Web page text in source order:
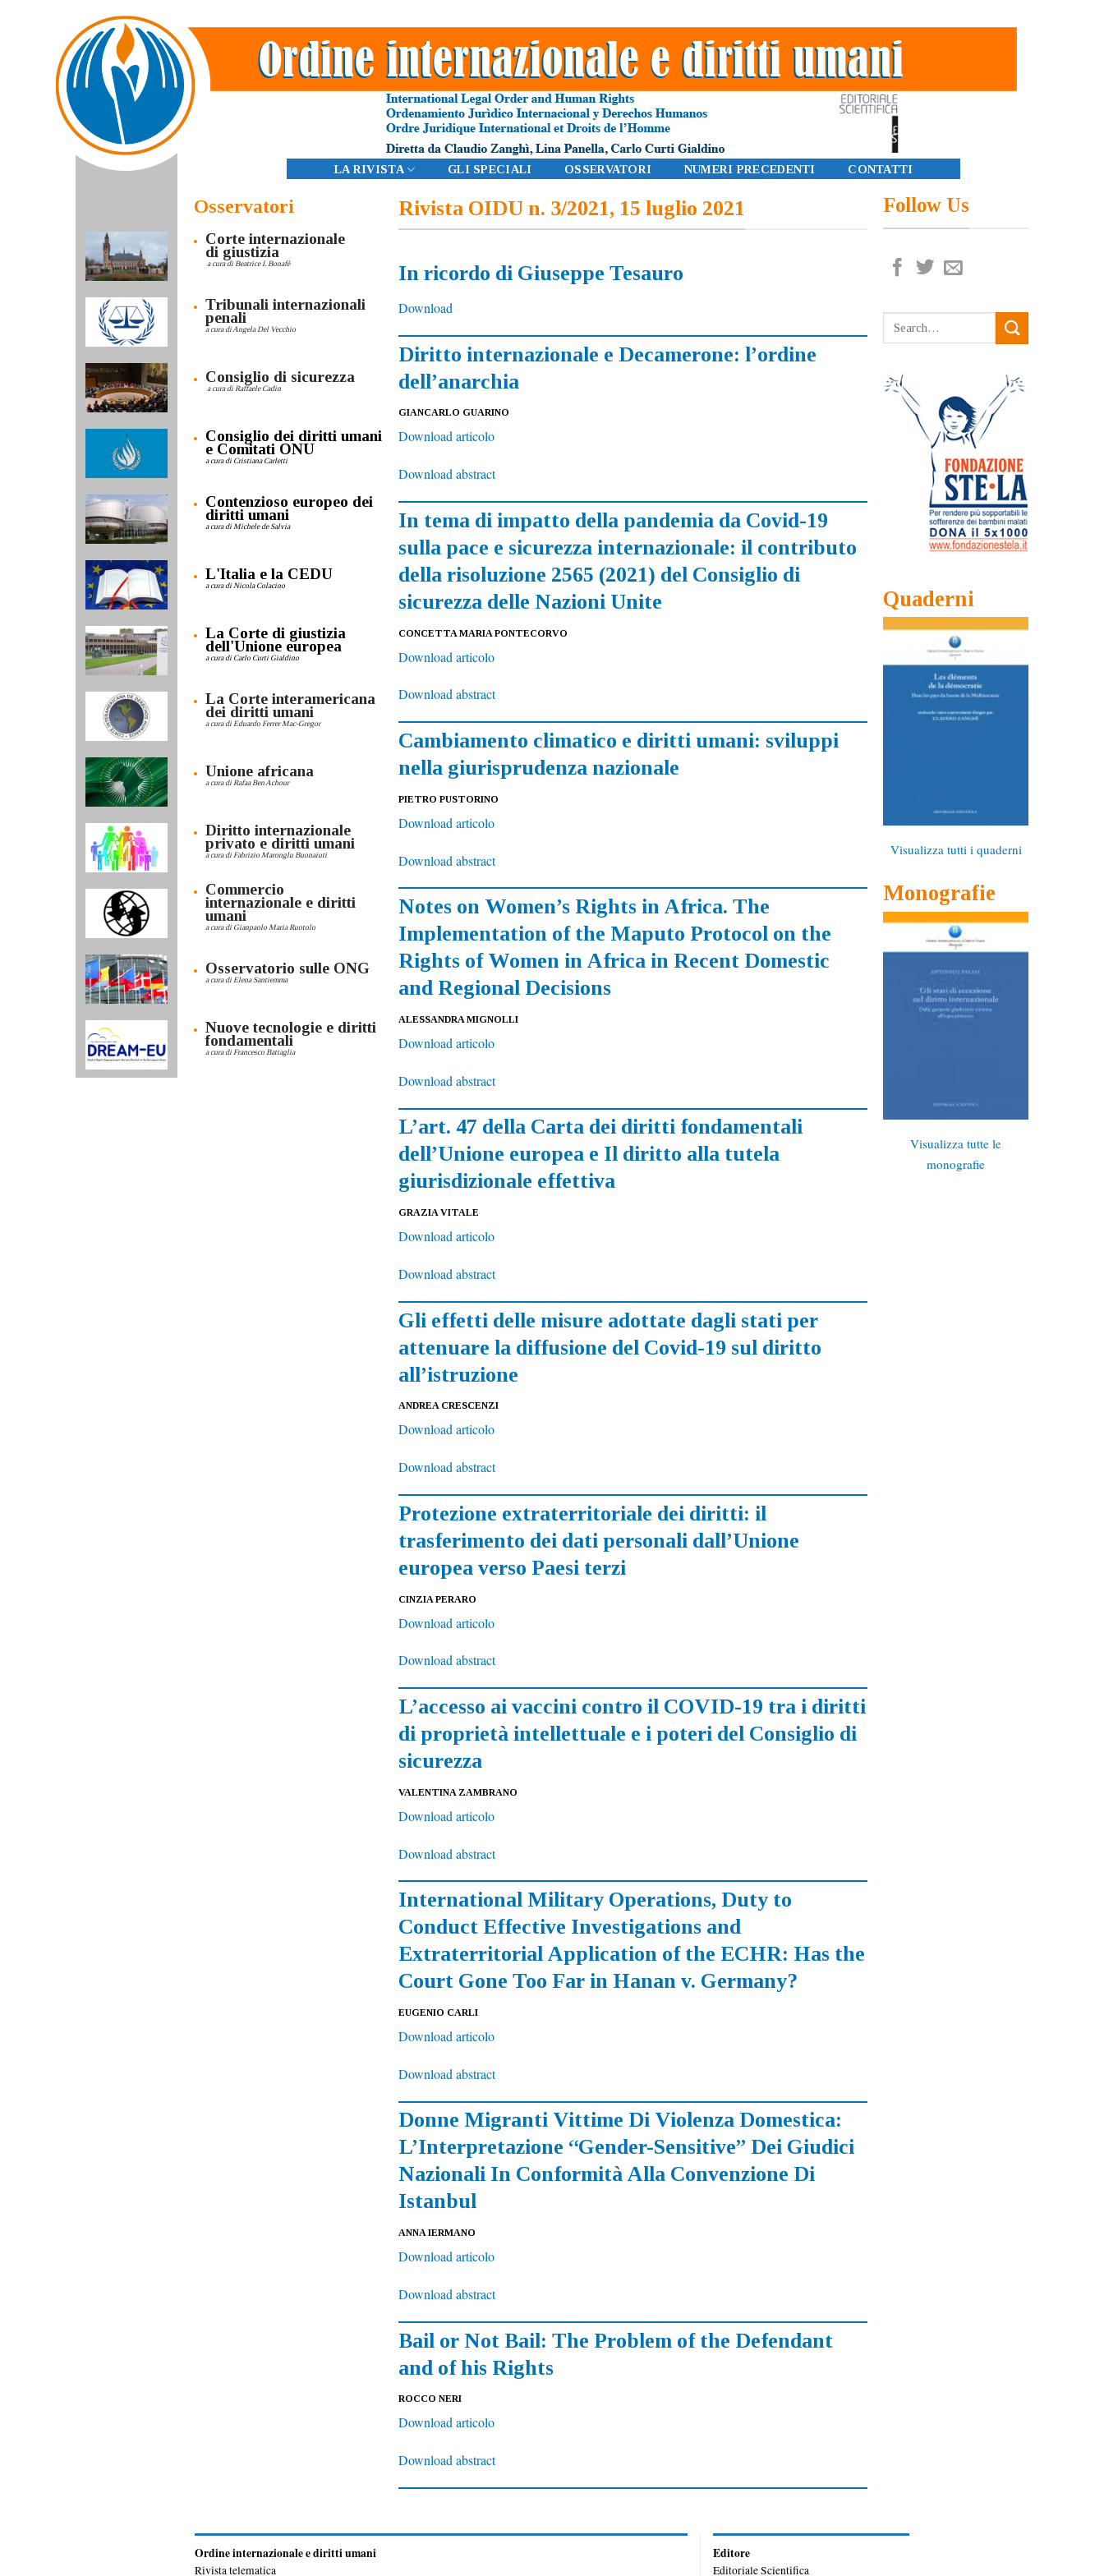
LA RIVISTA GLI SPECIALI OSSERVATORI NUMERI PRECEDENTI CONTATTI
Osservatori
Corte internazionale
di giustizia
a cura di Beatrice I. Bonafè
Tribunali internazionali
penali
a cura di Angela Del Vecchio
Consiglio di sicurezza
a cura di Raffaele Cadin
Consiglio dei diritti umani
e Comitati ONU
a cura di Cristiana Carletti
Contenzioso europeo dei
diritti umani
a cura di Michele de Salvia
L'Italia e la CEDU
a cura di Nicola Colacino
La Corte di giustizia
dell'Unione europea
a cura di Carlo Curti Gialdino
La Corte interamericana
dei diritti umani
a cura di Eduardo Ferrer Mac-Gregor
Unione africana
a cura di Rafaa Ben Achour
Diritto internazionale
privato e diritti umani
a cura di Fabrizio Maronglu Buonaiuti
Commercio
internazionale e diritti
umani
a cura di Gianpaolo Maria Ruotolo
Osservatorio sulle ONG
a cura di Elena Santiemma
Nuove tecnologie e diritti
fondamentali
a cura di Francesco Battaglia
Rivista OIDU n. 3/2021, 15 luglio 2021
In ricordo di Giuseppe Tesauro
Download
Diritto internazionale e Decamerone: l’ordine
dell’anarchia
GIANCARLO GUARINO
Download articolo
Download abstract
In tema di impatto della pandemia da Covid-19
sulla pace e sicurezza internazionale: il contributo
della risoluzione 2565 (2021) del Consiglio di
sicurezza delle Nazioni Unite
CONCETTA MARIA PONTECORVO
Download articolo
Download abstract
Cambiamento climatico e diritti umani: sviluppi
nella giurisprudenza nazionale
PIETRO PUSTORINO
Download articolo
Download abstract
Notes on Women’s Rights in Africa. The
Implementation of the Maputo Protocol on the
Rights of Women in Africa in Recent Domestic
and Regional Decisions
ALESSANDRA MIGNOLLI
Download articolo
Download abstract
L’art. 47 della Carta dei diritti fondamentali
dell’Unione europea e Il diritto alla tutela
giurisdizionale effettiva
GRAZIA VITALE
Download articolo
Download abstract
Gli effetti delle misure adottate dagli stati per
attenuare la diffusione del Covid-19 sul diritto
all’istruzione
ANDREA CRESCENZI
Download articolo
Download abstract
Protezione extraterritoriale dei diritti: il
trasferimento dei dati personali dall’Unione
europea verso Paesi terzi
CINZIA PERARO
Download articolo
Download abstract
L’accesso ai vaccini contro il COVID-19 tra i diritti
di proprietà intellettuale e i poteri del Consiglio di
sicurezza
VALENTINA ZAMBRANO
Download articolo
Download abstract
International Military Operations, Duty to
Conduct Effective Investigations and
Extraterritorial Application of the ECHR: Has the
Court Gone Too Far in Hanan v. Germany?
EUGENIO CARLI
Download articolo
Download abstract
Donne Migranti Vittime Di Violenza Domestica:
L’Interpretazione “Gender-Sensitive” Dei Giudici
Nazionali In Conformità Alla Convenzione Di
Istanbul
ANNA IERMANO
Download articolo
Download abstract
Bail or Not Bail: The Problem of the Defendant
and of his Rights
ROCCO NERI
Download articolo
Download abstract
Follow Us
Quaderni
Visualizza tutti i quaderni
Monografie
Visualizza tutte le
monografie
Ordine internazionale e diritti umani
Rivista telematica
Editore
Editoriale Scientifica